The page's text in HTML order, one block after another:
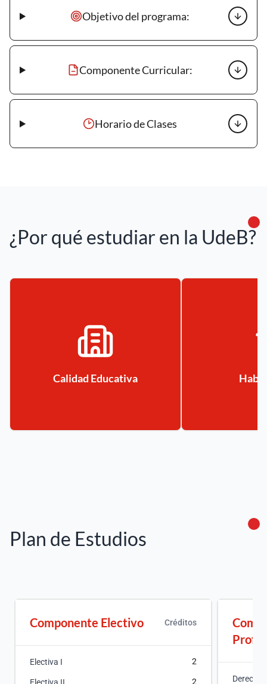
Objetivo del programa:
Componente Curricular:
Horario de Clases
¿Por qué estudiar en la UdeB?
Calidad Educativa
Plan de Estudios
Componente Electivo Créditos
Electiva I 2
2 Derecho